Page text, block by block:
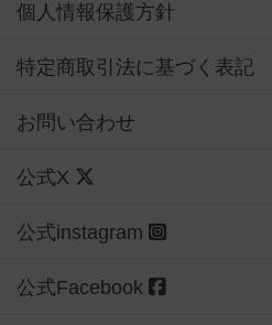
個人情報保護方針
特定商取引法に基づく表記
お問い合わせ
公式X
公式instagram
公式Facebook